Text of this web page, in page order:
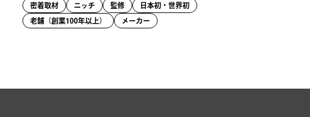
密着取材 ニッチ 監修 日本初・世界初
老舗（創業100年以上） メーカー